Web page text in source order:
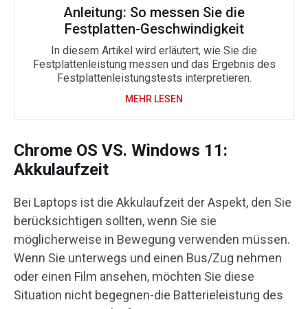
Anleitung: So messen Sie die
Festplatten-Geschwindigkeit
In diesem Artikel wird erläutert, wie Sie die
Festplattenleistung messen und das Ergebnis des
Festplattenleistungstests interpretieren.
MEHR LESEN
Chrome OS VS. Windows 11:
Akkulaufzeit
Bei Laptops ist die Akkulaufzeit der Aspekt, den Sie
berücksichtigen sollten, wenn Sie sie
möglicherweise in Bewegung verwenden müssen.
Wenn Sie unterwegs und einen Bus/Zug nehmen
oder einen Film ansehen, möchten Sie diese
Situation nicht begegnen-die Batterieleistung des